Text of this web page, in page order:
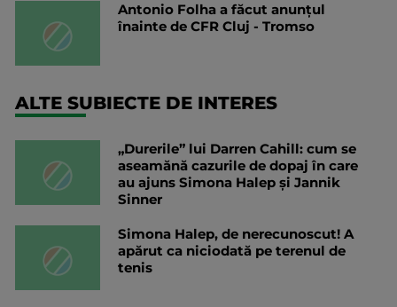
Antonio Folha a făcut anunțul
înainte de CFR Cluj - Tromso
ALTE SUBIECTE DE INTERES
„Durerile” lui Darren Cahill: cum se
aseamănă cazurile de dopaj în care
au ajuns Simona Halep și Jannik
Sinner
Simona Halep, de nerecunoscut! A
apărut ca niciodată pe terenul de
tenis